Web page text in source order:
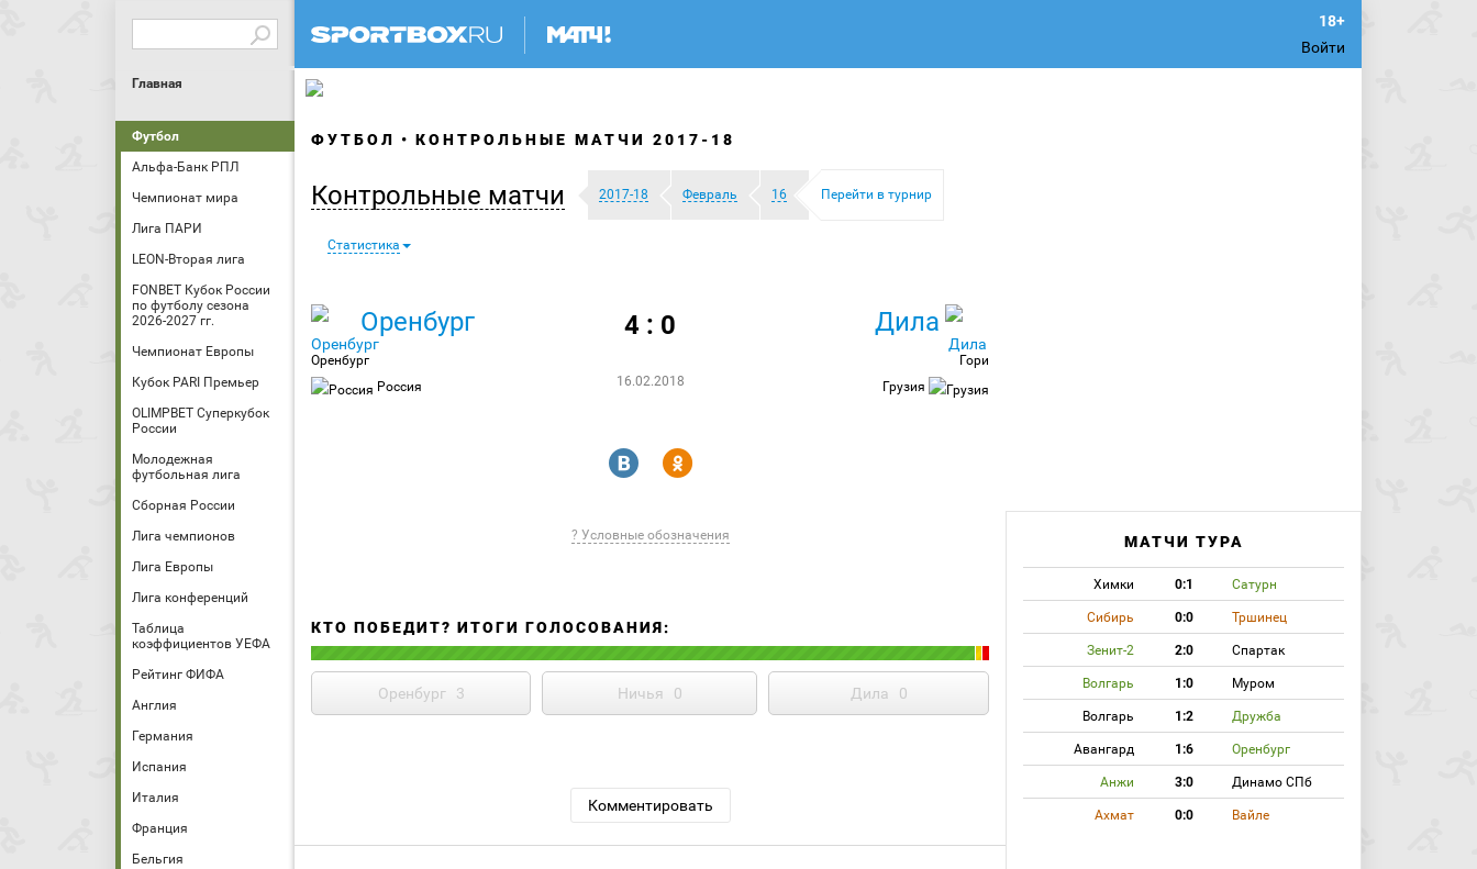
Войти
Главная
Футбол
Альфа-Банк РПЛ
Чемпионат мира
Лига ПАРИ
LEON-Вторая лига
FONBET Кубок России
по футболу сезона
2026-2027 гг.
Чемпионат Европы
Кубок PARI Премьер
OLIMPBET Суперкубок
России
Молодежная
футбольная лига
Сборная России
Лига чемпионов
Лига Европы
Лига конференций
Таблица
коэффициентов УЕФА
Рейтинг ФИФА
Англия
Германия
Испания
Италия
Франция
Бельгия
ФУТБОЛ КОНТРОЛЬНЫЕ МАТЧИ 2017-18
Контрольные матчи 2017-18 Февраль 16 Перейти в турнир
Статистика
Оренбург
Оренбург
Россия
4 : 0
16.02.2018
Дила
Гори
Грузия
R Y
? Условные обозначения
КТО ПОБЕДИТ? ИТОГИ ГОЛОСОВАНИЯ:
Оренбург 3 Ничья 0 Дила 0
Комментировать
МАТЧИ ТУРА
Химки 0:1 Сатурн
Сибирь 0:0 Тршинец
Зенит-2 2:0 Спартак
Волгарь 1:0 Муром
Волгарь 1:2 Дружба
Авангард 1:6 Оренбург
Анжи 3:0 Динамо СПб
Ахмат 0:0 Вайле